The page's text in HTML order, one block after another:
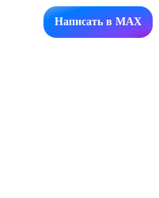
Написать в MAX